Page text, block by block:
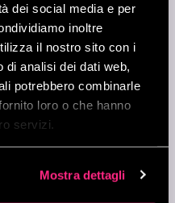
dei social media e per
inoltre
il nostro sito con i
analisi dei dati web,
potrebbero combinarle
loro o che hanno
servizi.
Mostra dettagli
MANAGER